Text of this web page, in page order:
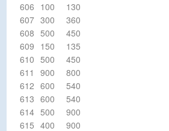
606 100
130
607 300
360
608 500
450
609 150
135
610 500
450
611
900
800
612 600
540
613 600
540
614 500
900
615 400
900